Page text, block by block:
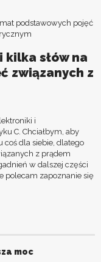
słów na
związanych z
i
C. Chciałbym, aby
coś dla siebie, dlatego
z prądem
w dalszej części
polecam zapoznanie się
moc